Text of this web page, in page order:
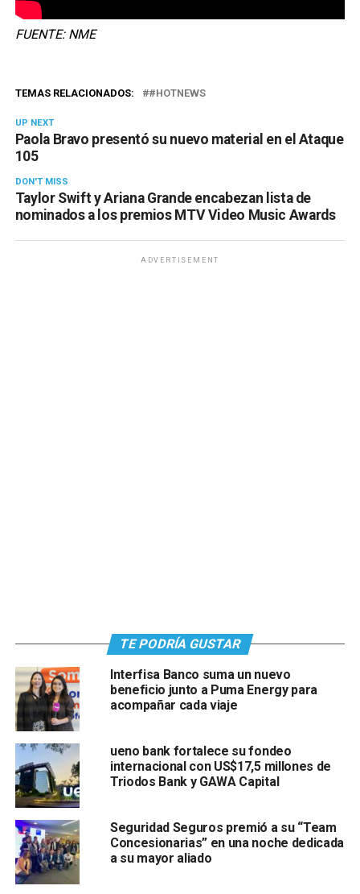
FUENTE: NME
TEMAS RELACIONADOS: #HOTNEWS
UP NEXT
Paola Bravo presentó su nuevo material en el Ataque
105
DON'T MISS
Taylor Swift y Ariana Grande encabezan lista de
nominados a los premios MTV Video Music Awards
ADVERTISEMENT
TE PODRÍA GUSTAR
Interfisa Banco suma un nuevo
beneficio junto a Puma Energy para
acompañar cada viaje
ueno bank fortalece su fondeo
internacional con US$17,5 millones de
Triodos Bank y GAWA Capital
Seguridad Seguros premió a su “Team
Concesionarias” en una noche dedicada
a su mayor aliado